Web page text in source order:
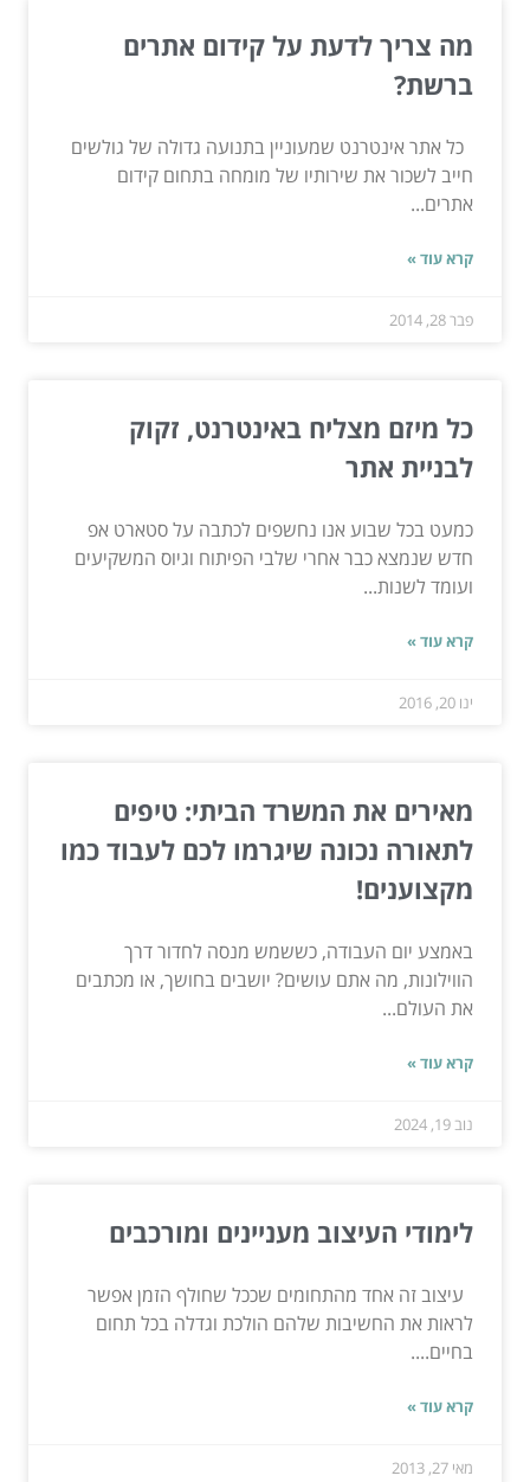
מה צריך לדעת על קידום אתרים
ברשת?
כל אתר אינטרנט שמעוניין בתנועה גדולה של גולשים
חייב לשכור את שירותיו של מומחה בתחום קידום
אתרים...
קרא עוד »
פבר 28, 2014
כל מיזם מצליח באינטרנט, זקוק
לבניית אתר
כמעט בכל שבוע אנו נחשפים לכתבה על סטארט אפ
חדש שנמצא כבר אחרי שלבי הפיתוח וגיוס המשקיעים
ועומד לשנות...
קרא עוד »
ינו 20, 2016
מאירים את המשרד הביתי: טיפים
לתאורה נכונה שיגרמו לכם לעבוד כמו
מקצוענים!
באמצע יום העבודה, כששמש מנסה לחדור דרך
הווילונות, מה אתם עושים? יושבים בחושך, או מכתבים
את העולם...
קרא עוד »
נוב 19, 2024
לימודי העיצוב מעניינים ומורכבים
עיצוב זה אחד מהתחומים שככל שחולף הזמן אפשר
לראות את החשיבות שלהם הולכת וגדלה בכל תחום
בחיים....
קרא עוד »
מאי 27, 2013